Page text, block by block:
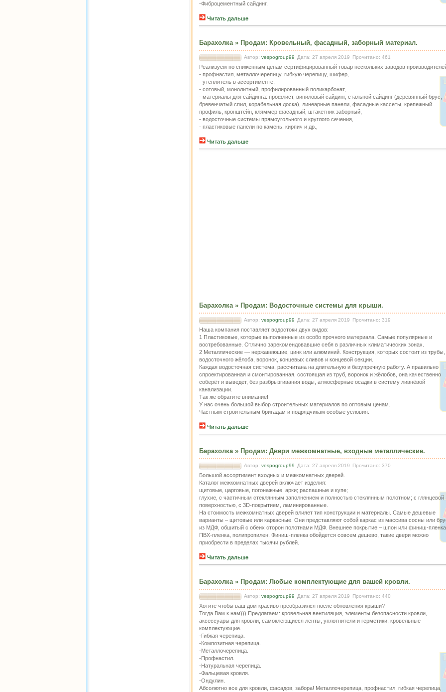
-Фиброцементный сайдинг.
Читать дальше
Барахолка» Продам: Кровельный, фасадный, заборный материал.
Автор: vespogroup99 Дата: 27 апреля 2019 Прочитано: 461
Реализуем по сниженным ценам сертифицированный товар нескольких заводов
- профнастил, металлочерепицу, гибкую черепицу, шифер,
- утеплитель в ассортименте,
- сотовый, монолитный, профилированный поликарбонат,
- материалы для сайдинга: профлист, виниловый сайдинг, стальной сайдинг (деревянный брус,
бревенчатый спил, корабельная доска), линеарные панели, фасадные кассеты, крепежный
профиль, кронштейн, кляммер фасадный, штакетник заборный,
- водосточные системы прямоугольного и круглого сечения,
- пластиковые панели по камень, кирпич и др.,
Читать дальше
Барахолка» Продам: Водосточные системы для крыши.
Автор: vespogroup99 Дата: 27 апреля 2019 Прочитано: 319
Наша компания поставляет водостоки двух видов:
1 Пластиковые, которые выполненные из особо прочного материала. Самые популярные и
востребованные. Отлично зарекомендовавшие себя в различных климатических зонах.
2 Металлические — нержавеющие, цинк или алюминий. Конструкция, которых состоит из трубы,
водосточного жёлоба, воронок, концевых сливов и концевой секции.
Каждая водосточная система, рассчитана на длительную и безупречную работу. А правильно
спроектированная и смонтированная, состоящая из труб, воронок и жёлобов, она качественно
соберёт и выведет, без разбрызгивания воды, атмосферные осадки в систему ливнёвой
канализации.
Так же обратите внимание!
У нас очень большой выбор строительных материалов по оптовым ценам.
Частным строительным бригадам и подрядчикам особые условия.
Читать дальше
Барахолка» Продам: Двери межкомнатные, входные металлические.
Автор: vespogroup99 Дата: 27 апреля 2019 Прочитано: 370
Большой ассортимент входных и межкомнатных дверей.
Каталог межкомнатных дверей включает изделия:
щитовые, царговые, погонажные, арки; распашные и купе;
глухие, с частичным стеклянным заполнением и полностью стеклянным полотном; с глянцевой
поверхностью, с 3D-покрытием, ламинированные.
На стоимость межкомнатных дверей влияет тип конструкции и материалы. Самые дешевые
варианты – щитовые или каркасные. Они представляют собой каркас из массива сосны или
из МДФ, обшитый с обеих сторон полотнами МДФ. Внешнее покрытие – шпон или финиш-
ПВХ-пленка, полипропилен. Финиш-пленка обойдется совсем дешево, такие двери можно
приобрести в пределах тысячи рублей.
Читать дальше
Барахолка» Продам: Любые комплектующие для вашей кровли.
Автор: vespogroup99 Дата: 27 апреля 2019 Прочитано: 440
Хотите чтобы ваш дом красиво преобразился после обновления крыши?
Тогда Вам к нам))) Предлагаем: кровельная вентиляция, элементы безопасности кровли,
аксессуары для кровли, самоклеющиеся ленты, уплотнители и герметики, кровельные
комплектующие.
-Гибкая черепица.
-Композитная черепица.
-Металлочерепица.
-Профнастил.
-Натуральная черепица.
-Фальцевая кровля.
-Ондулин.
Абсолютно все для кровли, фасадов, забора! Металлочерепица, профнастил, гибкая черепица,